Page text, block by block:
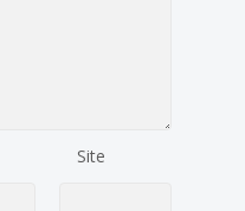
Site